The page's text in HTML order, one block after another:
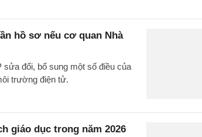
hồ sơ nếu cơ quan Nhà
sửa đổi, bổ sung một số điều của
trường điện tử.
giáo dục trong năm 2026